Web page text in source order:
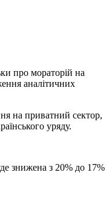
про мораторій на
аналітичних
на приватний сектор,
уряду.
знижена з 20% до 17%